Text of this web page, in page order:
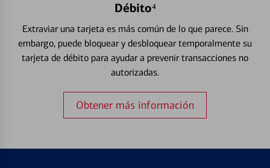
Débito⁴
Extraviar una tarjeta es más común de lo que parece. Sin
embargo, puede bloquear y desbloquear temporalmente su
tarjeta de débito para ayudar a prevenir transacciones no
autorizadas.
Obtener más información